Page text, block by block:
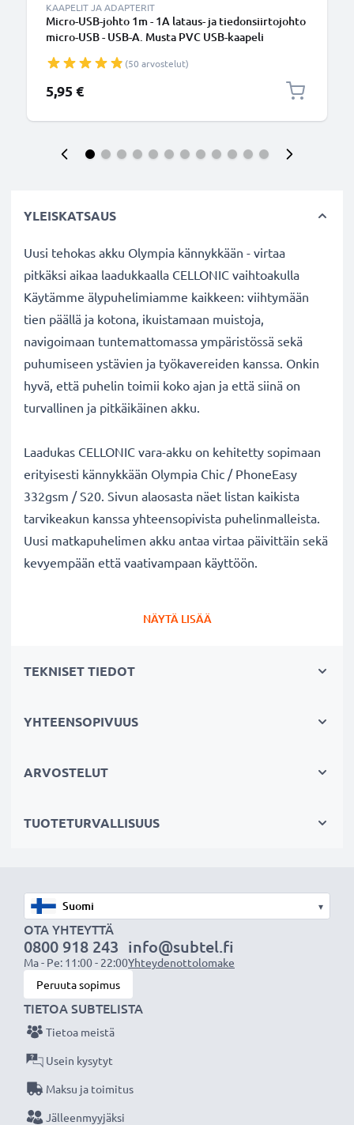
KAAPELIT JA ADAPTERIT
Micro-USB-johto 1m - 1A lataus- ja tiedonsiirtojohto
micro-USB - USB-A. Musta PVC USB-kaapeli
(50 arvostelut)
5,95 €
YLEISKATSAUS
Uusi tehokas akku Olympia kännykkään - virtaa
pitkäksi aikaa laadukkaalla CELLONIC vaihtoakulla
Käytämme älypuhelimiamme kaikkeen: viihtymään
tien päällä ja kotona, ikuistamaan muistoja,
navigoimaan tuntemattomassa ympäristössä sekä
puhumiseen ystävien ja työkavereiden kanssa. Onkin
hyvä, että puhelin toimii koko ajan ja että siinä on
turvallinen ja pitkäikäinen akku.
Laadukas CELLONIC vara-akku on kehitetty sopimaan
erityisesti kännykkään Olympia Chic / PhoneEasy
332gsm / S20. Sivun alaosasta näet listan kaikista
tarvikeakun kanssa yhteensopivista puhelinmalleista.
Uusi matkapuhelimen akku antaa virtaa päivittäin sekä
kevyempään että vaativampaan käyttöön.
tarvikeakun pitkä käyttöaika vapauttaa jatkuvalta
✔Pitkäikäinenakku
ylikuumenemiselta ja ylijännitteeltä
✔100% yhteensopivakorvaamaan Olympia
akkumalleista)
Tekniset tiedot:
Tuotemerkki: CELLONIC vaihtoakku
Kapasiteetti: 1050mAh
Jännite : 3.7V
Teknologia: Litiumionit
Mitat: 53.00 x 33.90 x 5.60mm
Väri : Musta
NÄYTÄ LISÄÄ
TEKNISET TIEDOT
YHTEENSOPIVUUS
ARVOSTELUT
TUOTETURVALLISUUS
▾
OTA YHTEYTTÄ
0800 918 243
Ma - Pe: 11:00 - 22:00
info@subtel.fi
Yhteydenottolomake
Peruuta sopimus
TIETOA SUBTELISTA
Tietoa meistä
Usein kysytyt
Maksu ja toimitus
Jälleenmyyjäksi